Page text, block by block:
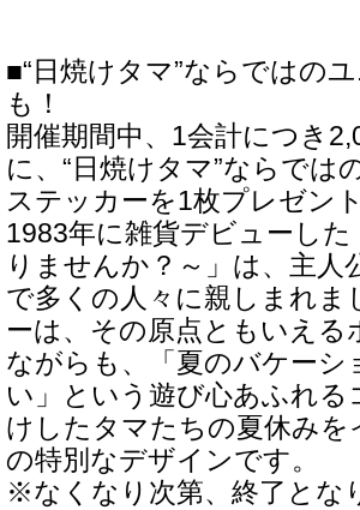
■“日焼けタマ”ならではの
も！
開催期間中、1会計につき
に、“日焼けタマ”ならで
ステッカーを1枚プレゼン
1983年に雑貨デビューし
りませんか？～」は、主
で多くの人々に親しまれ
ーは、その原点ともいえ
ながらも、「夏のバケー
い」という遊び心あふれ
けしたタマたちの夏休み
の特別なデザインです。
※なくなり次第、終了とな